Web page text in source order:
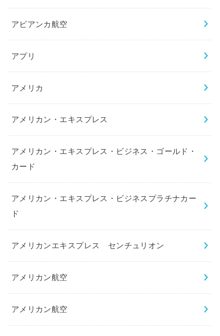
アビアンカ航空
アプリ
アメリカ
アメリカン・エキスプレス
アメリカン・エキスプレス・ビジネス・ゴールド・
カード
アメリカン・エキスプレス・ビジネスプラチナカー
ド
アメリカンエキスプレス センチュリオン
アメリカン航空
アメリカン航空